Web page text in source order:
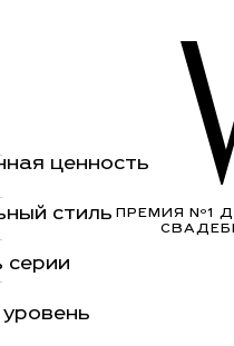
ценность
стиль
серии
ПРЕМИЯ Nº1